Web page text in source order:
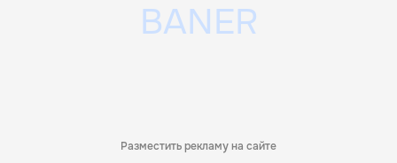
Разместить рекламу на сайте